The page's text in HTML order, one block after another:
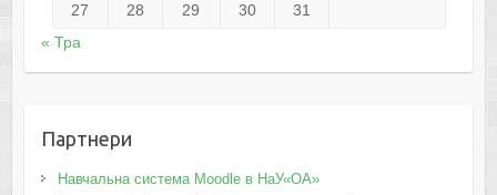
27 28 29 30
31
« Тра
Партнери
Навчальна система Moodle в НаУ«ОА»